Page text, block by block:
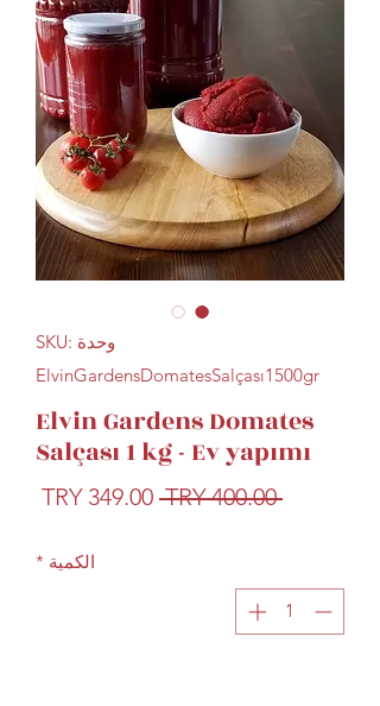
وحدة SKU:
ElvinGardensDomatesSalçası1500gr
Elvin Gardens Domates
Salçası 1 kg - Ev yapımı
‏400.00 TRY
سعر
الكمية *